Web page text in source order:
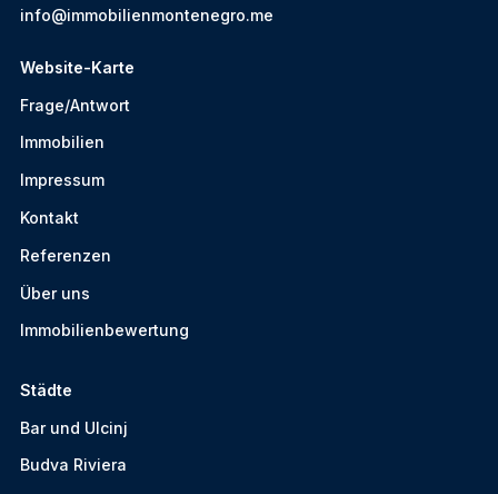
info@immobilienmontenegro.me
Website-Karte
Frage/Antwort
Immobilien
Impressum
Kontakt
Referenzen
Über uns
Immobilienbewertung
Städte
Bar und Ulcinj
Budva Riviera